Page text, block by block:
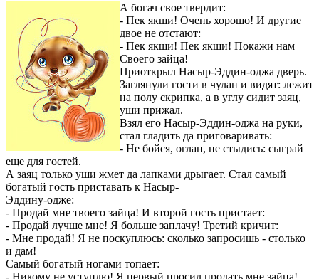
А богач свое твердит:
- Пек якши! Очень хорошо! И другие
двое не отстают:
- Пек якши! Пек якши! Покажи нам
Своего зайца!
Приоткрыл Насыр-Эддин-оджа дверь.
Заглянули гости в чулан и видят: лежит
на полу скрипка, а в углу сидит заяц,
уши прижал.
Взял его Насыр-Эддин-оджа на руки,
стал гладить да приговаривать:
- Не бойся, оглан, не стыдись: сыграй
еще для гостей.
А заяц только уши жмет да лапками дрыгает. Стал самый
богатый гость приставать к Насыр-
Эддину-одже:
- Продай мне твоего зайца! И второй гость пристает:
- Продай лучше мне! Я больше заплачу! Третий кричит:
- Мне продай! Я не поскуплюсь: сколько запросишь - столько
и дам!
Самый богатый ногами топает:
- Никому не уступлю! Я первый просил продать мне зайца!